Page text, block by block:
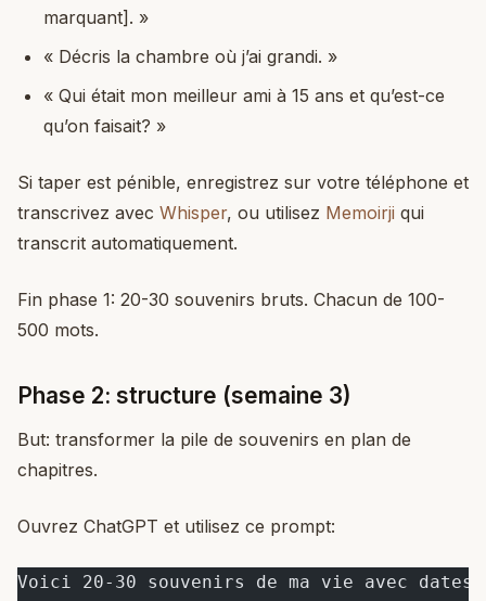
marquant]. »
« Décris la chambre où j’ai grandi. »
« Qui était mon meilleur ami à 15 ans et qu’est-ce
qu’on faisait? »
Si taper est pénible, enregistrez sur votre téléphone et
transcrivez avec Whisper, ou utilisez Memoirji qui
transcrit automatiquement.
Fin phase 1: 20-30 souvenirs bruts. Chacun de 100-
500 mots.
Phase 2: structure (semaine 3)
But: transformer la pile de souvenirs en plan de
chapitres.
Ouvrez ChatGPT et utilisez ce prompt:
Voici 20-30 souvenirs de ma vie avec dates